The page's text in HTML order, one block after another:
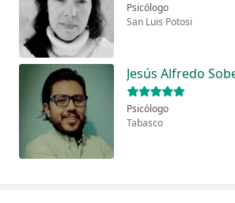
Psicólogo
San Luis Potosi
Jesús Alfredo
Psicólogo
Tabasco